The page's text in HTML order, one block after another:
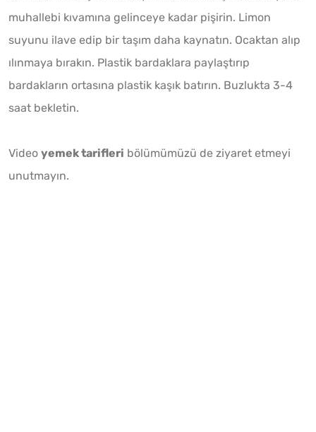
muhallebi kıvamına gelinceye kadar pişirin. Limon
suyunu ilave edip bir taşım daha kaynatın. Ocaktan alıp
ılınmaya bırakın. Plastik bardaklara paylaştırıp
bardakların ortasına plastik kaşık batırın. Buzlukta 3-4
saat bekletin.
Video yemek tarifleri bölümümüzü de ziyaret etmeyi
unutmayın.